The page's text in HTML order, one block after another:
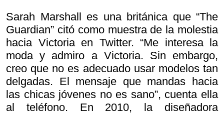
Sarah Marshall es una británica que “The
Guardian” citó como muestra de la molestia
hacia Victoria en Twitter. “Me interesa la
moda y admiro a Victoria. Sin embargo,
creo que no es adecuado usar modelos tan
delgadas. El mensaje que mandas hacia
las chicas jóvenes no es sano”, cuenta ella
al teléfono. En 2010, la diseñadora